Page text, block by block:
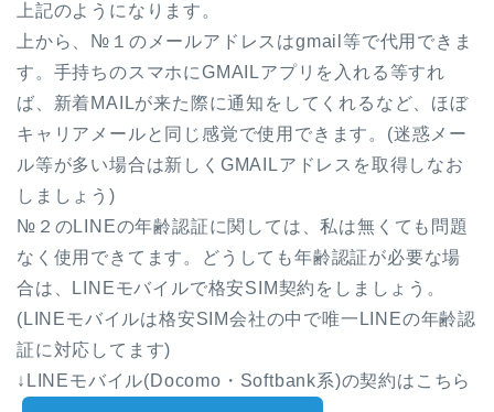
上記のようになります。
上から、№１のメールアドレスはgmail等で代用できま
す。手持ちのスマホにGMAILアプリを入れる等すれ
ば、新着MAILが来た際に通知をしてくれるなど、ほぼ
キャリアメールと同じ感覚で使用できます。(迷惑メー
ル等が多い場合は新しくGMAILアドレスを取得しなお
しましょう)
№２のLINEの年齢認証に関しては、私は無くても問題
なく使用できてます。どうしても年齢認証が必要な場
合は、LINEモバイルで格安SIM契約をしましょう。
(LINEモバイルは格安SIM会社の中で唯一LINEの年齢認
証に対応してます)
↓LINEモバイル(Docomo・Softbank系)の契約はこちら